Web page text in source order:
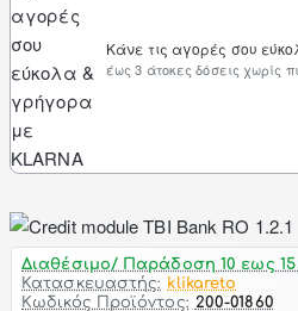
Κάνε τις αγορές σου
έως 3 άτοκες δόσεις χωρίς
Διαθέσιμο/ Παράδοση 10 εως
Κατασκευαστής: klikareto
Κωδικός Προϊόντος: 200-01860